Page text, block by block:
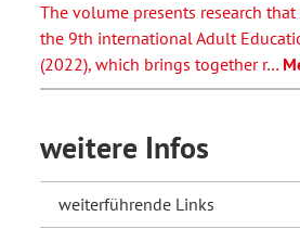
The volume presents research
the 9th international Adult
(2022), which brings together r…
weitere Infos
weiterführende Links